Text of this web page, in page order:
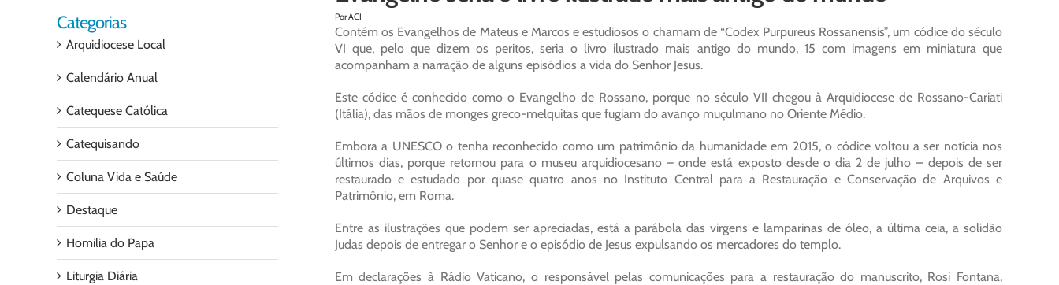
Por ACI
Contém os Evangelhos de Mateus e Marcos e estudiosos o chamam de “Codex Purpureus Rossanensis”, um códice do século
VI que, pelo que dizem os peritos, seria o livro ilustrado mais antigo do mundo, 15 com imagens em miniatura que
acompanham a narração de alguns episódios a vida do Senhor Jesus.
Este códice é conhecido como o Evangelho de Rossano, porque no século VII chegou à Arquidiocese de Rossano-Cariati
(Itália), das mãos de monges greco-melquitas que fugiam do avanço muçulmano no Oriente Médio.
Embora a UNESCO o tenha reconhecido como um patrimônio da humanidade em 2015, o códice voltou a ser notícia nos
últimos dias, porque retornou para o museu arquidiocesano – onde está exposto desde o dia 2 de julho – depois de ser
restaurado e estudado por quase quatro anos no Instituto Central para a Restauração e Conservação de Arquivos e
Patrimônio, em Roma.
Entre as ilustrações que podem ser apreciadas, está a parábola das virgens e lamparinas de óleo, a última ceia, a solidão
Judas depois de entregar o Senhor e o episódio de Jesus expulsando os mercadores do templo.
Em declarações à Rádio Vaticano, o responsável pelas comunicações para a restauração do manuscrito, Rosi Fontana,
Categorias
Arquidiocese Local
Calendário Anual
Catequese Católica
Catequisando
Coluna Vida e Saúde
Destaque
Homilia do Papa
Liturgia Diária